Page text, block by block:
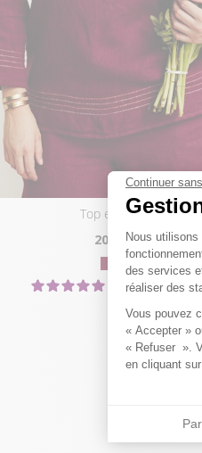
Continuer
Nous
des services
réaliser des
Vous pouvez
« Accepter »
« Refuser ».
en cliquant
top en lin
20
5- 1avis